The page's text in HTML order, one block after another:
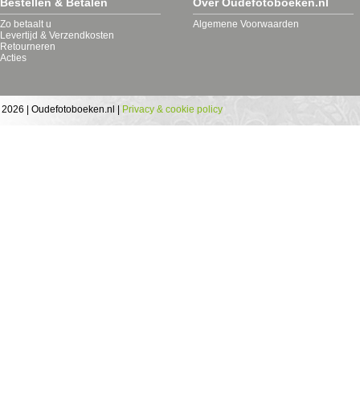
Zo betaalt u
Levertijd & Verzendkosten
Retourneren
Acties
Algemene Voorwaarden
| Oudefotoboeken.nl | Privacy & cookie policy